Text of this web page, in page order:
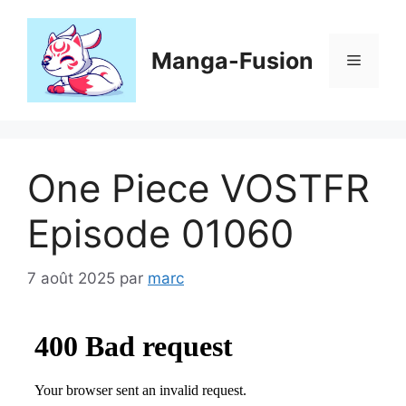
contenu
Manga-Fusion Menu
One Piece VOSTFR
Episode 01060
7 août 2025 par marc